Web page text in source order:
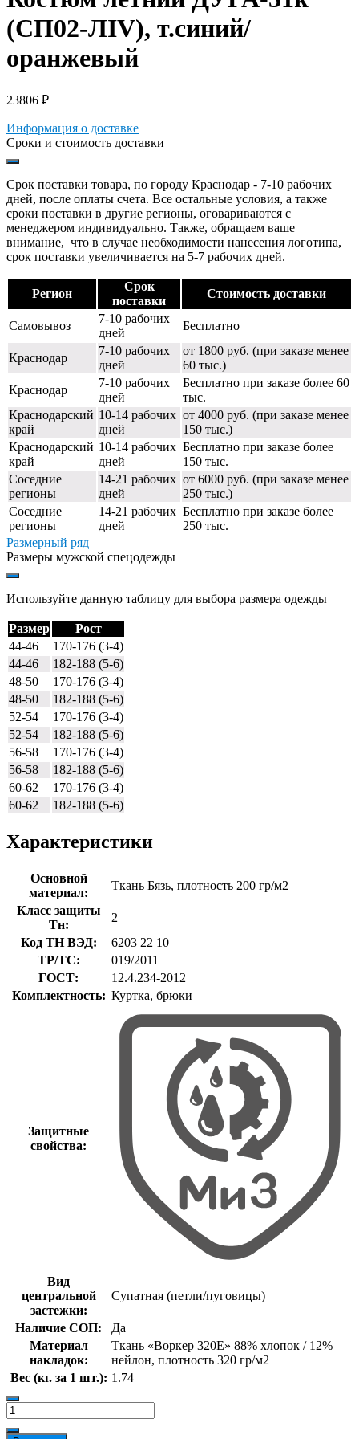
(СП02-ЛIV), т.синий/
оранжевый
23806 ₽
Информация о доставке
Сроки и стоимость доставки
Срок поставки товара, по городу Краснодар - 7-10 рабочих
дней, после оплаты счета. Все остальные условия, а также
сроки поставки в другие регионы, оговариваются с
менеджером индивидуально. Также, обращаем ваше
внимание, что в случае необходимости нанесения логотипа,
срок поставки увеличивается на 5-7 рабочих дней.
Регион
Срок
поставки
Стоимость доставки
Самовывоз
7-10 рабочих
дней
Бесплатно
Краснодар
7-10 рабочих
дней
от 1800 руб. (при заказе менее
60 тыс.)
Краснодар
7-10 рабочих
дней
Бесплатно при заказе более 60
тыс.
Краснодарский
край
10-14 рабочих
дней
от 4000 руб. (при заказе менее
150 тыс.)
Краснодарский
край
10-14 рабочих
дней
Бесплатно при заказе более
150 тыс.
Соседние
регионы
14-21 рабочих
дней
от 6000 руб. (при заказе менее
250 тыс.)
Соседние
регионы
14-21 рабочих
дней
Бесплатно при заказе более
250 тыс.
Размерный ряд
Размеры мужской спецодежды
Используйте данную таблицу для выбора размера одежды
Размер
Рост
44-46
170-176 (3-4)
44-46
182-188 (5-6)
48-50
170-176 (3-4)
48-50
182-188 (5-6)
52-54
170-176 (3-4)
52-54
182-188 (5-6)
56-58
170-176 (3-4)
56-58
182-188 (5-6)
60-62
170-176 (3-4)
60-62
182-188 (5-6)
Характеристики
Основной
материал:
Ткань Бязь, плотность 200 гр/м2
Класс защиты
Тн:
2
Код ТН ВЭД:
6203 22 10
ТР/ТС:
019/2011
ГОСТ:
12.4.234-2012
Комплектность: Куртка, брюки
Защитные
свойства:
Вид
центральной
застежки:
Супатная (петли/пуговицы)
Наличие СОП:
Да
Материал
накладок:
Ткань «Воркер 320Е» 88% хлопок / 12%
нейлон, плотность 320 гр/м2
Вес (кг. за 1 шт.): 1.74
Количество
товара